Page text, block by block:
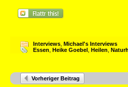
Interviews Michael's Interviews
Essen Heike Goebel Heilen
Vorheriger Beitrag